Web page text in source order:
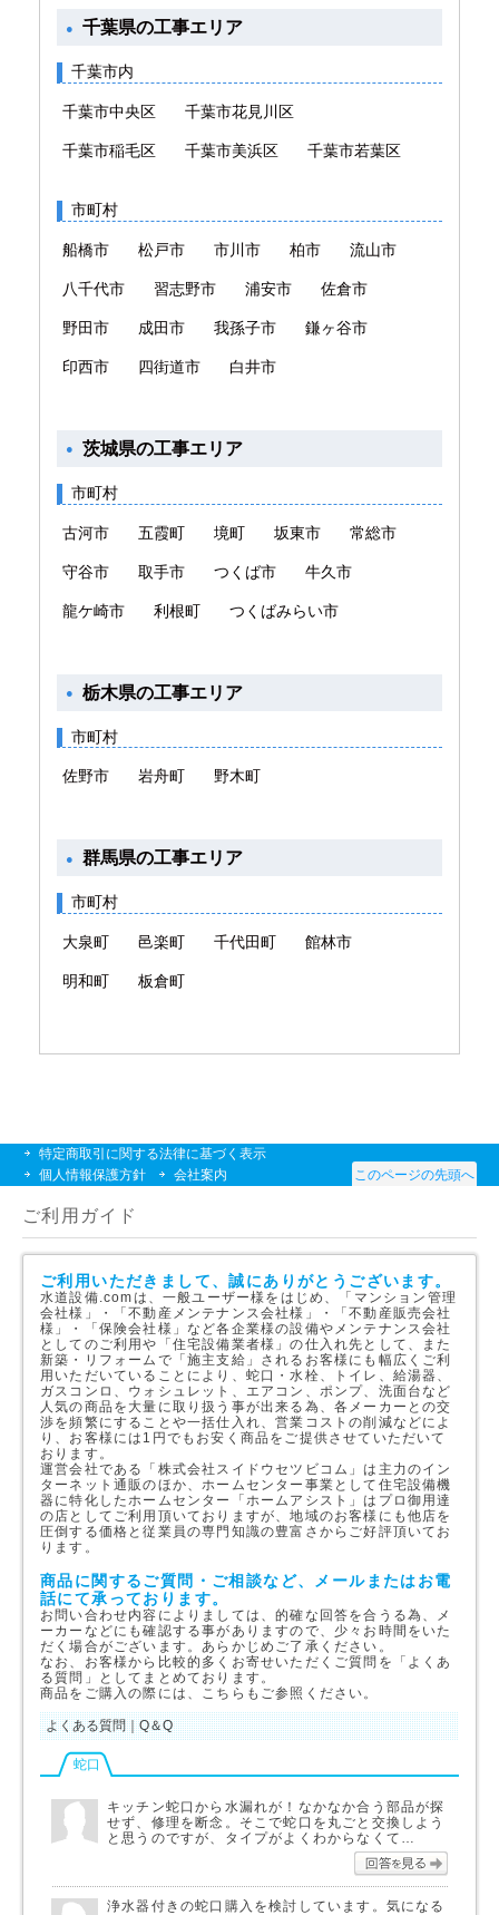
千葉県の工事エリア
千葉市内
千葉市中央区 千葉市花見川区
千葉市稲毛区 千葉市美浜区 千葉市若葉区
市町村
船橋市 松戸市 市川市 柏市 流山市
八千代市 習志野市 浦安市 佐倉市
野田市 成田市 我孫子市 鎌ヶ谷市
印西市 四街道市 白井市
茨城県の工事エリア
市町村
古河市 五霞町 境町 坂東市 常総市
守谷市 取手市 つくば市 牛久市
龍ケ崎市 利根町 つくばみらい市
栃木県の工事エリア
市町村
佐野市 岩舟町 野木町
群馬県の工事エリア
市町村
大泉町 邑楽町 千代田町 館林市
明和町 板倉町
特定商取引に関する法律に基づく表示
個人情報保護方針
会社案内 このページの先頭へ
ご利用ガイド
ご利用いただきまして、誠にありがとうございます。
水道設備.comは、一般ユーザー様をはじめ、「マンション管理
会社様」・「不動産メンテナンス会社様」・「不動産販売会社
様」・「保険会社様」など各企業様の設備やメンテナンス会社
としてのご利用や「住宅設備業者様」の仕入れ先として、また
新築・リフォームで「施主支給」されるお客様にも幅広くご利
用いただいていることにより、蛇口・水栓、トイレ、給湯器、
ガスコンロ、ウォシュレット、エアコン、ポンプ、洗面台など
人気の商品を大量に取り扱う事が出来る為、各メーカーとの交
渉を頻繁にすることや一括仕入れ、営業コストの削減などによ
り、お客様には1円でもお安く商品をご提供させていただいて
おります。
運営会社である「株式会社スイドウセツビコム」は主力のイン
ターネット通販のほか、ホームセンター事業として住宅設備機
器に特化したホームセンター「ホームアシスト」はプロ御用達
の店としてご利用頂いておりますが、地域のお客様にも他店を
圧倒する価格と従業員の専門知識の豊富さからご好評頂いてお
ります。
商品に関するご質問・ご相談など、メールまたはお電
話にて承っております。
お問い合わせ内容によりましては、的確な回答を合うる為、メ
ーカーなどにも確認する事がありますので、少々お時間をいた
だく場合がございます。あらかじめご了承ください。
なお、お客様から比較的多くお寄せいただくご質問を「よくあ
る質問」としてまとめております。
商品をご購入の際には、こちらもご参照ください。
よくある質問｜Q＆Q
蛇口
キッチン蛇口から水漏れが！なかなか合う部品が探
せず、修理を断念。そこで蛇口を丸ごと交換しよう
と思うのですが、タイプがよくわからなくて…
浄水器付きの蛇口購入を検討しています。気になる